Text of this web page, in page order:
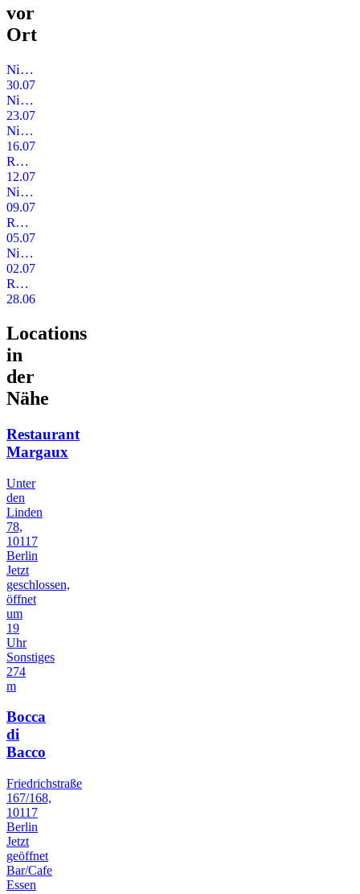
vor
Ort
Nina Queers Glamourclub
30.07.2025
Nina Queers Glamourclub
23.07.2025
Nina Queers Glamourclub
16.07.2025
ROSE KENNEDY
12.07.2025
Nina Queers Glamourclub
09.07.2025
ROSE KENNEDY
05.07.2025
Nina Queers Glamourclub
02.07.2025
ROSE KENNEDY
28.06.2025
Locations
in
der
Nähe
Restaurant
Margaux
Unter
den
Linden
78,
10117
Berlin
Jetzt
geschlossen,
öffnet
um
19
Uhr
Sonstiges
274
m
Bocca
di
Bacco
Friedrichstraße
167/168,
10117
Berlin
Jetzt
geöffnet
Bar/Cafe
Essen